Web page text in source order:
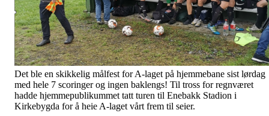
Det ble en skikkelig målfest for A-laget på hjemmebane sist lørdag
med hele 7 scoringer og ingen baklengs! Til tross for regnværet
hadde hjemmepublikummet tatt turen til Enebakk Stadion i
Kirkebygda for å heie A-laget vårt frem til seier.